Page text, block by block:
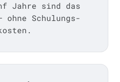
Jahre sind das
ohne Schulungs-